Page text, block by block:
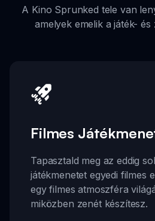
A Kino Sprunked tele van
amelyek emelik a játék- és
Filmes
Tapasztald meg az eddig
játékmenetet egyedi filmes
egy filmes atmoszféra
miközben zenét készítesz.